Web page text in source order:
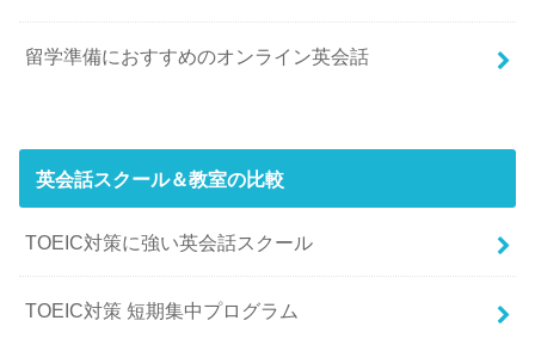
留学準備におすすめのオンライン英会話
英会話スクール＆教室の比較
TOEIC対策に強い英会話スクール
TOEIC対策 短期集中プログラム